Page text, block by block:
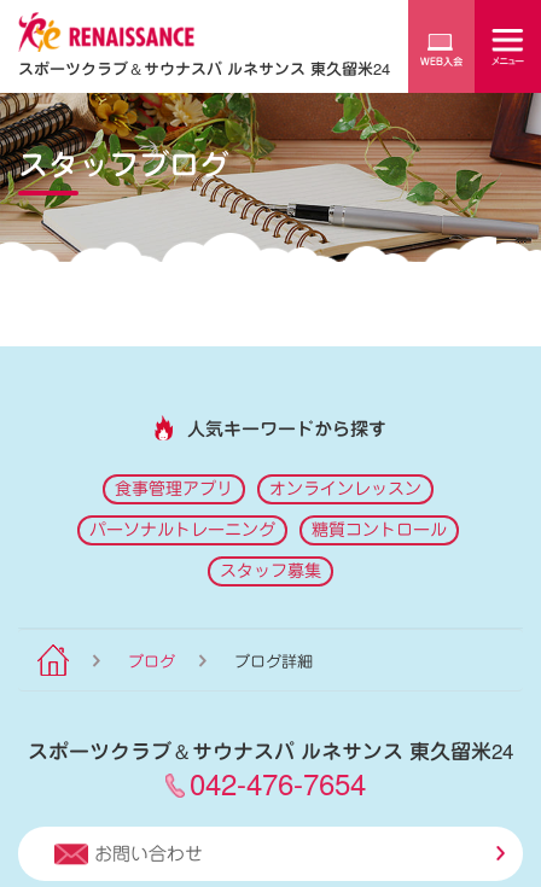
スポーツクラブ＆サウナスパ ルネサンス 東久留米24
スタッフブログ
人気キーワードから探す
食事管理アプリ オンラインレッスン
パーソナルトレーニング 糖質コントロール
スタッフ募集
ブログ ブログ詳細
スポーツクラブ＆サウナスパ ルネサンス 東久留米24
042-476-7654
お問い合わせ